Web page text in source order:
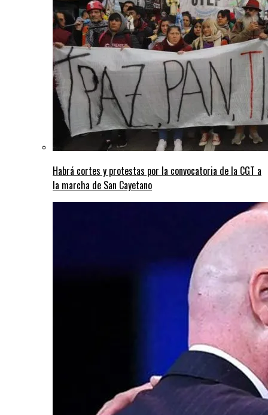
Habrá cortes y protestas por la convocatoria de la CGT a
la marcha de San Cayetano